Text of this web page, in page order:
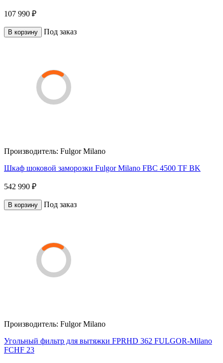
107 990 ₽
В корзину Под заказ
Производитель: Fulgor Milano
Шкаф шоковой заморозки Fulgor Milano FBC 4500 TF BK
542 990 ₽
В корзину Под заказ
Производитель: Fulgor Milano
Угольный фильтр для вытяжки FPRHD 362 FULGOR-Milano
FCHF 23